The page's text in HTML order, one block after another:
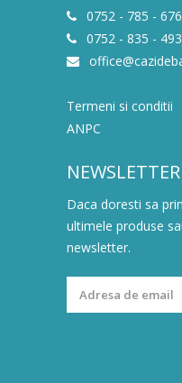
0752 - 785 - 676
0752 - 835 - 493
Termeni si conditii
ANPC
NEWSLETTER
Daca doresti sa
ultimele produse
newsletter.